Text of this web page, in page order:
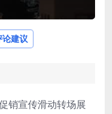
论建议
销宣传滑动转场展